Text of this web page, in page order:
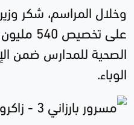
وخلال المراسم، شكر
على
الصحية للمدارس ضمن
الوباء.